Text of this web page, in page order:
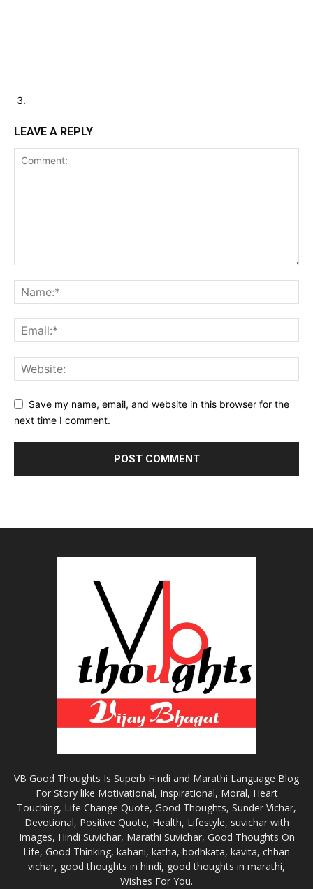
LEAVE A REPLY
Save my name, email, and website in this browser for the
next time I comment.
VB Good Thoughts Is Superb Hindi and Marathi Language Blog
For Story like Motivational, Inspirational, Moral, Heart
Touching, Life Change Quote, Good Thoughts, Sunder Vichar,
Devotional, Positive Quote, Health, Lifestyle, suvichar with
Images, Hindi Suvichar, Marathi Suvichar, Good Thoughts On
Life, Good Thinking, kahani, katha, bodhkata, kavita, chhan
vichar, good thoughts in hindi, good thoughts in marathi,
Wishes For You.